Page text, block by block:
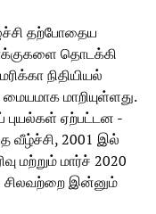
தற்போதைய
தொடக்கி
நிதியியல்
மாறியுள்ளது.
ஏற்பட்டன -
வீழ்ச்சி, 2001 இல்
மற்றும் மார்ச் 2020
சிலவற்றை இன்னும்